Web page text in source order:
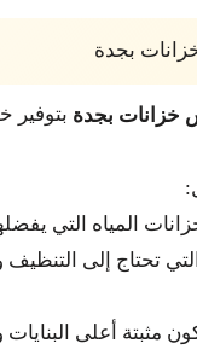
بجدة
خزانات بجدة بتوفير
المياه التي
التي تحتاج إلى
مثبتة أعلى البنايات